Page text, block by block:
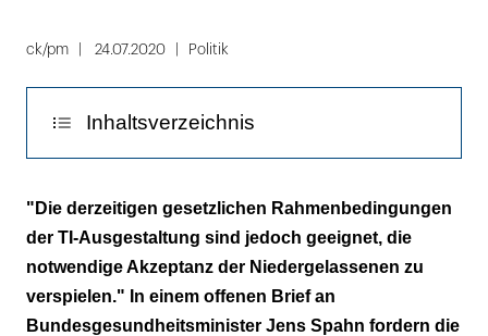
ck/pm 24.07.2020 Politik
Inhaltsverzeichnis
TI: Kein Mehrwert und zu kurze Fristen
Technikversagen: Kosten werden den Ärzten
auferlegt
Umsetzung der Digitalisierung trotz Corona
"Die derzeitigen gesetzlichen Rahmenbedingungen
der TI-Ausgestaltung sind jedoch geeignet, die
notwendige Akzeptanz der Niedergelassenen zu
verspielen." In einem offenen Brief an
Bundesgesundheitsminister Jens Spahn fordern die